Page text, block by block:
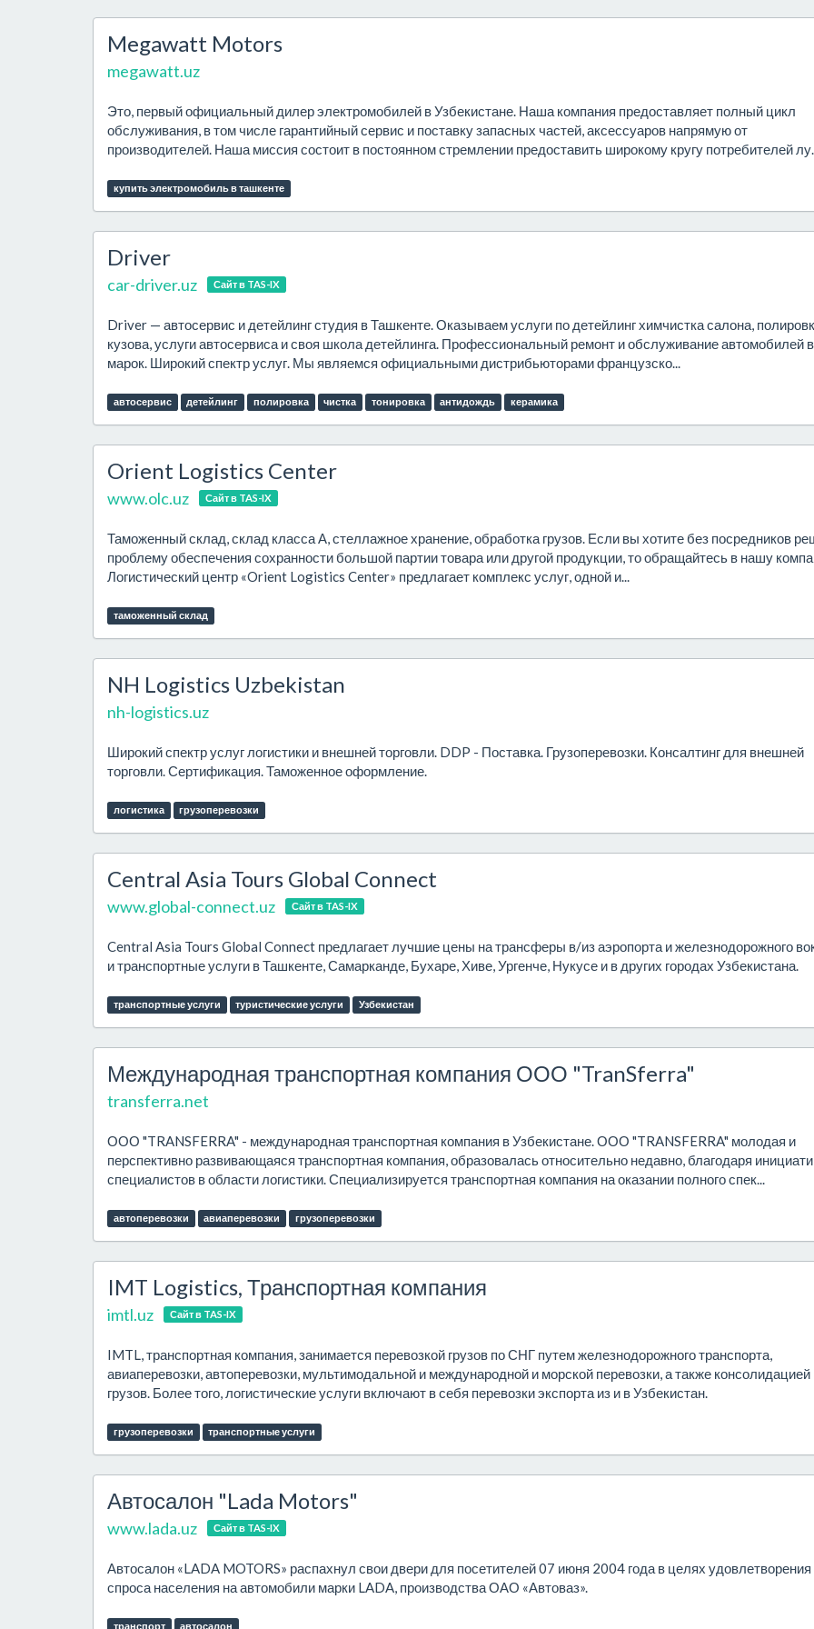
Megawatt Motors
megawatt.uz
Это, первый официальный дилер электромобилей в Узбекистане. Наша компания предоставляет полный цикл
обслуживания, в том числе гарантийный сервис и поставку запасных частей, аксессуаров напрямую от
производителей. Наша миссия состоит в постоянном стремлении предоставить широкому кругу потребителей лу...
купить электромобиль в ташкенте
Driver
car-driver.uz Сайт в TAS-IX
Driver — автосервис и детейлинг студия в Ташкенте. Оказываем услуги по детейлинг химчистка салона,
кузова, услуги автосервиса и своя школа детейлинга. Профессиональный ремонт и обслуживание автомобилей
марок. Широкий спектр услуг. Мы являемся официальными дистрибьюторами французско...
автосервис детейлинг полировка чистка тонировка антидождь керамика
Orient Logistics Center
www.olc.uz Сайт в TAS-IX
Таможенный склад, склад класса А, стеллажное хранение, обработка грузов. Если вы хотите без посредников
проблему обеспечения сохранности большой партии товара или другой продукции, то обращайтесь в нашу
Логистический центр «Orient Logistics Center» предлагает комплекс услуг, одной и...
таможенный склад
NH Logistics Uzbekistan
nh-logistics.uz
Широкий спектр услуг логистики и внешней торговли. DDP - Поставка. Грузоперевозки. Консалтинг для внешней
торговли. Сертификация. Таможенное оформление.
логистика грузоперевозки
Central Asia Tours Global Connect
www.global-connect.uz Сайт в TAS-IX
Central Asia Tours Global Connect предлагает лучшие цены на трансферы в/из аэропорта и железнодорожного
и транспортные услуги в Ташкенте, Самарканде, Бухаре, Хиве, Ургенче, Нукусе и в других городах Узбекистана.
транспортные услуги туристические услуги Узбекистан
Международная транспортная компания ООО "TranSferra"
transferra.net
ООО "TRANSFERRA" - международная транспортная компания в Узбекистане. ООО "TRANSFERRA" молодая и
перспективно развивающаяся транспортная компания, образовалась относительно недавно, благодаря
специалистов в области логистики. Специализируется транспортная компания на оказании полного спек...
автоперевозки авиаперевозки грузоперевозки
IMT Logistics, Транспортная компания
imtl.uz Сайт в TAS-IX
IMTL, транспортная компания, занимается перевозкой грузов по СНГ путем железнодорожного транспорта,
авиаперевозки, автоперевозки, мультимодальной и международной и морской перевозки, а также консолидацией
грузов. Более того, логистические услуги включают в себя перевозки экспорта из и в Узбекистан.
грузоперевозки транспортные услуги
Автосалон "Lada Motors"
www.lada.uz Сайт в TAS-IX
Автосалон «LADA MOTORS» распахнул свои двери для посетителей 07 июня 2004 года в целях удовлетворения
спроса населения на автомобили марки LADA, производства ОАО «Автоваз».
транспорт автосалон